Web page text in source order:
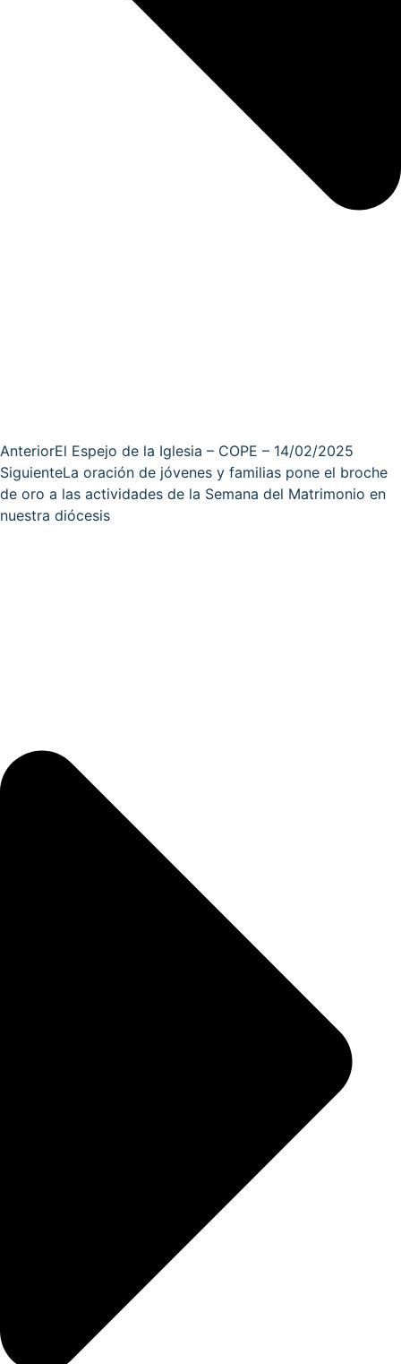
AnteriorEl Espejo de la Iglesia – COPE – 14/02/2025
SiguienteLa oración de jóvenes y familias pone el broche
de oro a las actividades de la Semana del Matrimonio en
nuestra diócesis